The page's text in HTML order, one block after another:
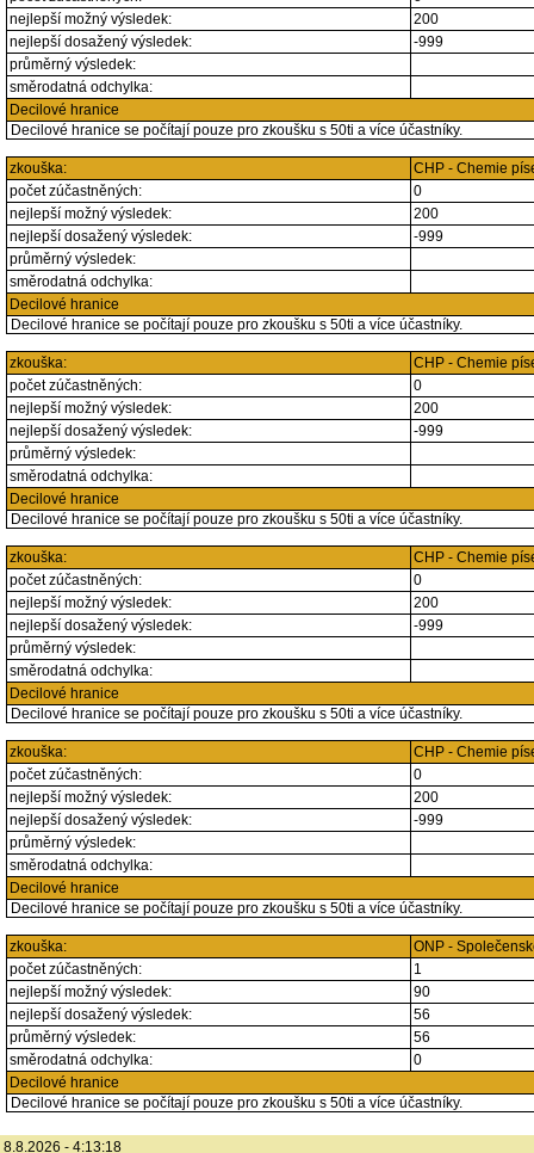
nejlepší možný výsledek:
200
nejlepší dosažený výsledek:
-999
průměrný výsledek:
směrodatná odchylka:
Decilové hranice
Decilové hranice se počítají pouze pro zkoušku s 50ti a více účastníky.
zkouška:
CHP - Chemie
počet zúčastněných:
0
nejlepší možný výsledek:
200
nejlepší dosažený výsledek:
-999
průměrný výsledek:
směrodatná odchylka:
Decilové hranice
Decilové hranice se počítají pouze pro zkoušku s 50ti a více účastníky.
zkouška:
CHP - Chemie
počet zúčastněných:
0
nejlepší možný výsledek:
200
nejlepší dosažený výsledek:
-999
průměrný výsledek:
směrodatná odchylka:
Decilové hranice
Decilové hranice se počítají pouze pro zkoušku s 50ti a více účastníky.
zkouška:
CHP - Chemie
počet zúčastněných:
0
nejlepší možný výsledek:
200
nejlepší dosažený výsledek:
-999
průměrný výsledek:
směrodatná odchylka:
Decilové hranice
Decilové hranice se počítají pouze pro zkoušku s 50ti a více účastníky.
zkouška:
CHP - Chemie
počet zúčastněných:
0
nejlepší možný výsledek:
200
nejlepší dosažený výsledek:
-999
průměrný výsledek:
směrodatná odchylka:
Decilové hranice
Decilové hranice se počítají pouze pro zkoušku s 50ti a více účastníky.
zkouška:
ONP -
počet zúčastněných:
1
nejlepší možný výsledek:
90
nejlepší dosažený výsledek:
56
průměrný výsledek:
56
směrodatná odchylka:
0
Decilové hranice
Decilové hranice se počítají pouze pro zkoušku s 50ti a více účastníky.
8.8.2026 - 4:13:18